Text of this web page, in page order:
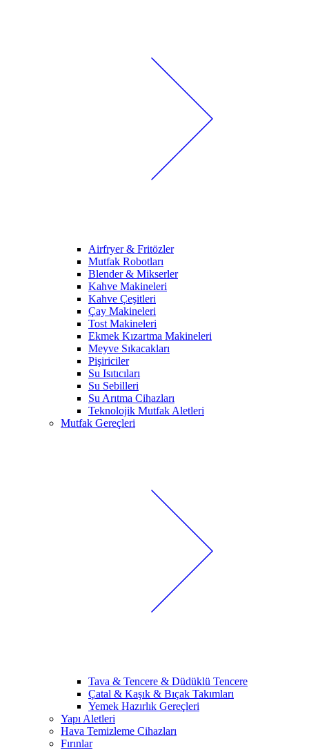
Airfryer & Fritözler
Mutfak Robotları
Blender & Mikserler
Kahve Makineleri
Kahve Çeşitleri
Çay Makineleri
Tost Makineleri
Ekmek Kızartma Makineleri
Meyve Sıkacakları
Pişiriciler
Su Isıtıcıları
Su Sebilleri
Su Arıtma Cihazları
Teknolojik Mutfak Aletleri
Mutfak Gereçleri
Tava & Tencere & Düdüklü Tencere
Çatal & Kaşık & Bıçak Takımları
Yemek Hazırlık Gereçleri
Yapı Aletleri
Hava Temizleme Cihazları
Fırınlar